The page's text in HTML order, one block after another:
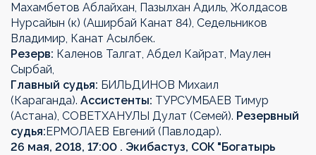
Махамбетов Аблайхан, Пазылхан Адиль, Жолдасов
Нурсайын (к) (Аширбай Канат 84), Седельников
Владимир, Канат Асылбек.
Резерв: Каленов Талгат, Абдел Кайрат, Маулен
Сырбай,
Главный судья: БИЛЬДИНОВ Михаил
(Караганда). Ассистенты: ТУРСУМБАЕВ Тимур
(Астана), СОВЕТХАНУЛЫ Дулат (Семей). Резервный
судья:ЕРМОЛАЕВ Евгений (Павлодар).
26 мая, 2018, 17:00 . Экибастуз, СОК "Богатырь